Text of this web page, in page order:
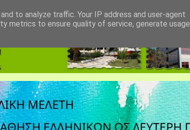
to analyze traffic. Your IP address and user-agent
metrics to ensure quality of service, generate usage